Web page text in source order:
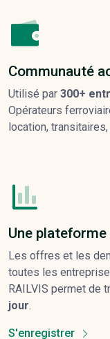
Communauté
Utilisé par 300+
Opérateurs
location,
Une
Les offres et les
toutes les
RAILVIS permet de
jour.
S'enregistrer